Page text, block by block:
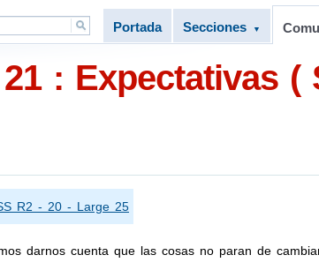
Portada Secciones ▼
: Expectativas (
darnos cuenta que las cosas no paran de